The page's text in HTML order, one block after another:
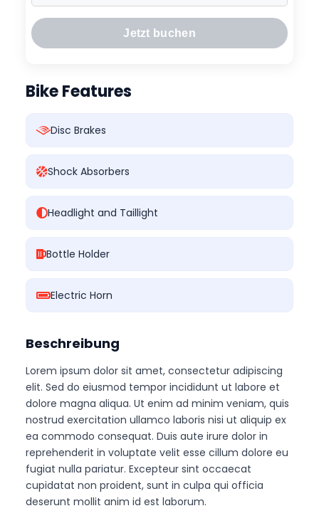
Jetzt buchen
Bike Features
Disc Brakes
Shock Absorbers
Headlight and Taillight
Bottle Holder
Electric Horn
Beschreibung
Lorem ipsum dolor sit amet, consectetur adipiscing
elit. Sed do eiusmod tempor incididunt ut labore et
dolore magna aliqua. Ut enim ad minim veniam, quis
nostrud exercitation ullamco laboris nisi ut aliquip ex
ea commodo consequat. Duis aute irure dolor in
reprehenderit in voluptate velit esse cillum dolore eu
fugiat nulla pariatur. Excepteur sint occaecat
cupidatat non proident, sunt in culpa qui officia
deserunt mollit anim id est laborum.